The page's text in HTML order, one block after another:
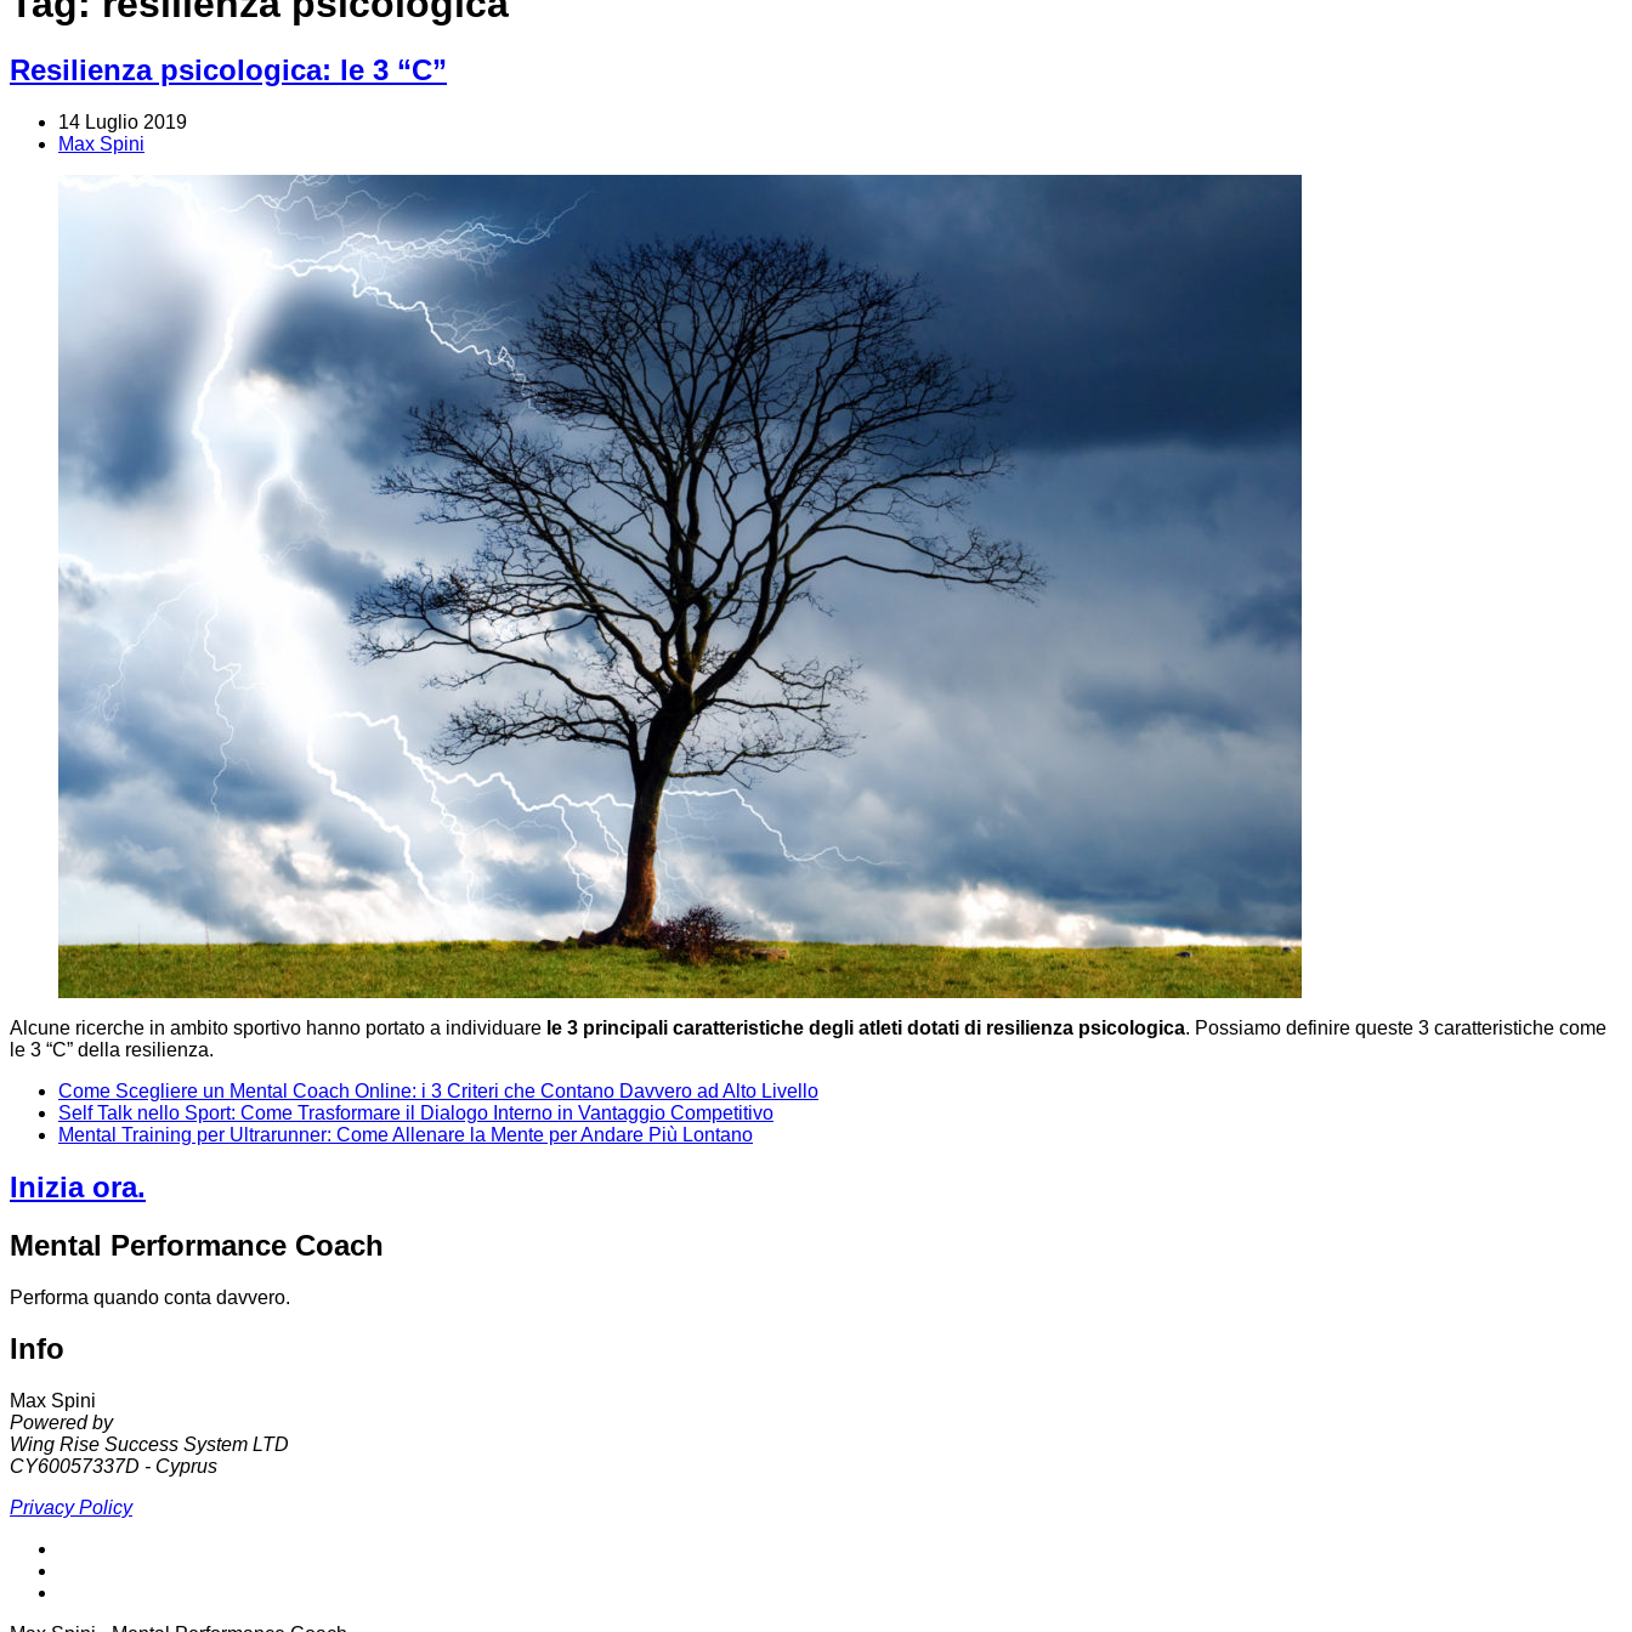
Resilienza psicologica: le 3 “C”
14 Luglio 2019
Max Spini
Alcune ricerche in ambito sportivo hanno portato a individuare le 3 principali caratteristiche degli atleti dotati di resilienza psicologica. Possiamo definire queste 3 caratteristiche come
le 3 “C” della resilienza.
Come Scegliere un Mental Coach Online: i 3 Criteri che Contano Davvero ad Alto Livello
Self Talk nello Sport: Come Trasformare il Dialogo Interno in Vantaggio Competitivo
Mental Training per Ultrarunner: Come Allenare la Mente per Andare Più Lontano
Inizia ora.
Mental Performance Coach
Performa quando conta davvero.
Info
Max Spini
Powered by
Wing Rise Success System LTD
CY60057337D - Cyprus
Privacy Policy